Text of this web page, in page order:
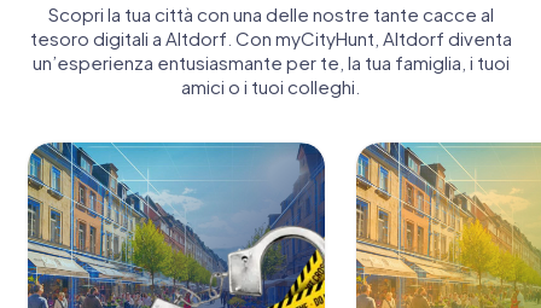
Scopri la tua città con una delle nostre tante cacce al
tesoro digitali a Altdorf. Con myCityHunt, Altdorf diventa
un’esperienza entusiasmante per te, la tua famiglia, i tuoi
amici o i tuoi colleghi.